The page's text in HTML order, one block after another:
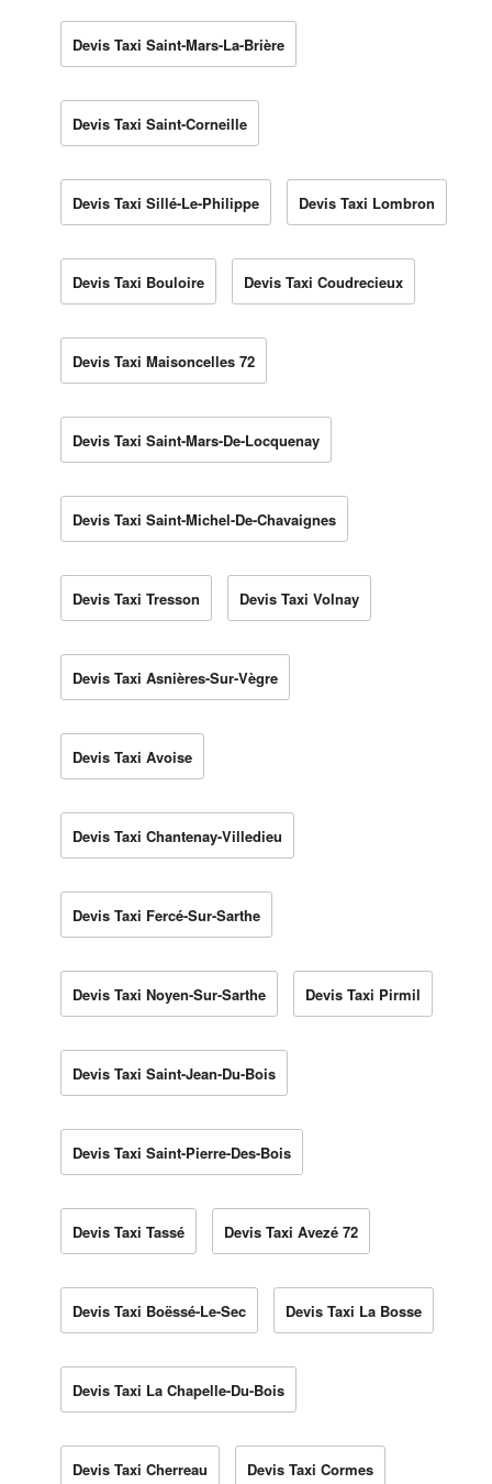
Devis Taxi Saint-Mars-La-Brière
Devis Taxi Saint-Corneille
Devis Taxi Sillé-Le-Philippe Devis Taxi Lombron
Devis Taxi Bouloire Devis Taxi Coudrecieux
Devis Taxi Maisoncelles 72
Devis Taxi Saint-Mars-De-Locquenay
Devis Taxi Saint-Michel-De-Chavaignes
Devis Taxi Tresson Devis Taxi Volnay
Devis Taxi Asnières-Sur-Vègre
Devis Taxi Avoise
Devis Taxi Chantenay-Villedieu
Devis Taxi Fercé-Sur-Sarthe
Devis Taxi Noyen-Sur-Sarthe Devis Taxi Pirmil
Devis Taxi Saint-Jean-Du-Bois
Devis Taxi Saint-Pierre-Des-Bois
Devis Taxi Tassé Devis Taxi Avezé 72
Devis Taxi Boëssé-Le-Sec Devis Taxi La Bosse
Devis Taxi La Chapelle-Du-Bois
Devis Taxi Cherreau Devis Taxi Cormes